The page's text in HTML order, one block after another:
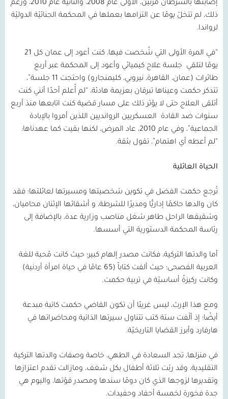
إصابتها بالسرطان مرتين، الأولى عام 2008، والثانية عام 2010، ورغم
ذلك، لم تتخلّ يومًا عن التزامها بعملها في المحكمة الجنائيّة الدوليّة
لرواندا.
“في المرة الأولى التي شُخصت فيها، كنت أعود إلى عمان كل 21
يومًا لتلقي
جلسة علاج كيميائي وأعود إلى المحكمة عبر أربع
طائرات (عمان، القاهرة، نيروبي، كليمنجارو) واحتجت 11 جلسة”،
تتذكر حكمت وعيناها تبرقان بعزيمة هادئة، “لم أُعلم أحدًا أنني كنت
أتلقى العلاج حتى لا يؤثر ذلك على مسار قضية كنت اتابعها منذ أربع
سنوات ضد القادة
العسكريين الروانديين اللذين أمروا بالإبادة
الجماعية”، وفي عام 2010، عاد المرض، لكنها بقيت كما عهدناها:
“لم أعطه أي اهتمام”، تقول بثقة.
الحياة العائلية
تُرجع حكمت الفضل في تكوين شخصيتها ومسيرتها لعائلتها؛ فقد
كان والدها حاكمًا إداريًّا ومديرًا للشرطة، و أشقائها الإثنان محاميان،
وشقيقها الراحل طاهر شغل مناصب وزارية عدة، بالإضافة إلى
رئاسة المحكمة الدستورية التي أسسها.
أما والدتها التركية، فكانت مصدر إلهام كبير؛ حيث كانت مُحبة للغة
العربية الفصحى؛ حيث ألفت كتاباً (65 عامًا في حياة امرأة أردنية)
وكانت ركيزةً أساسيّة في تربية حكمت.
ومع هذا الإرث، ليس غريبًا أن تكون القاضي حكمت كاتبة مبدعة
أيضًا؛ إذ ألّفت ستة كتب تتناول سيرتها الذاتية ومحاضراتها في
هارفارد وأبرز القضايا التاريخيّة.
في منزلها، تجد السعادة في الطهي، خاصة وصفات والدتها التركية
التقليدية، وقد ربّت ثلاثة أطفال بكل شغف، ومازالت تقدم اعتزازها
وتقديرها لزوجها الذي كان دومًا سندها ومصدر قوّتها، واليوم هي
جدة فخورة لخمسة أحفاد وحفيدات.